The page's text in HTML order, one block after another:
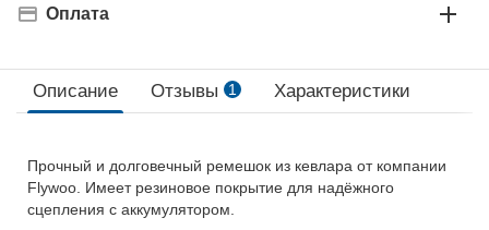
Оплата
Описание Отзывы 1 Характеристики
Прочный и долговечный ремешок из кевлара от компании
Flywoo. Имеет резиновое покрытие для надёжного
сцепления с аккумулятором.